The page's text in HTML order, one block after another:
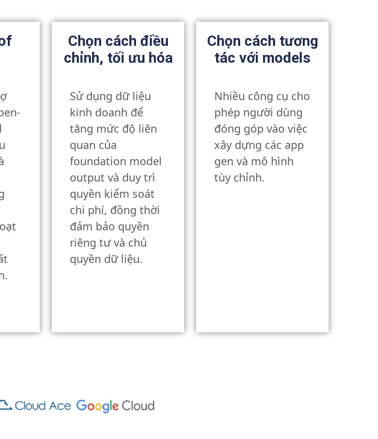
Chọn cách điều
chỉnh, tối ưu hóa
Sử dụng dữ liệu
kinh doanh để
tăng mức độ liên
quan của
foundation model
output và duy trì
quyền kiểm soát
chi phí, đồng thời
đảm bảo quyền
riêng tư và chủ
quyền dữ liệu.
Chọn cách tương
tác với models
Nhiều công cụ cho
phép người dùng
đóng góp vào việc
xây dựng các app
gen và mô hình
tùy chỉnh.